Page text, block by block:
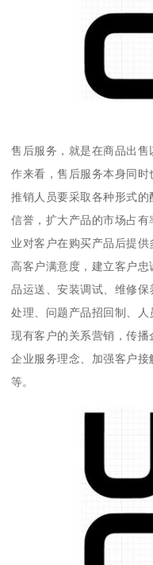
售后服务，就是在商品出
作来看，售后服务本身同时
推销人员要采取各种形式
信誉，扩大产品的市场占
业对客户在购买产品后提
高客户满意度，建立客户
品运送、安装调试、维修
处理、问题产品招回制、
现有客户的关系营销，传
企业服务理念、加强客户
等。